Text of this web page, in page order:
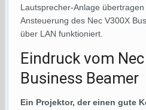
Lautsprecher-Anlage
Ansteuerung des Nec V300X
über LAN funktioniert.
Eindruck vom
Business Beamer
Ein Projektor, der einen gute